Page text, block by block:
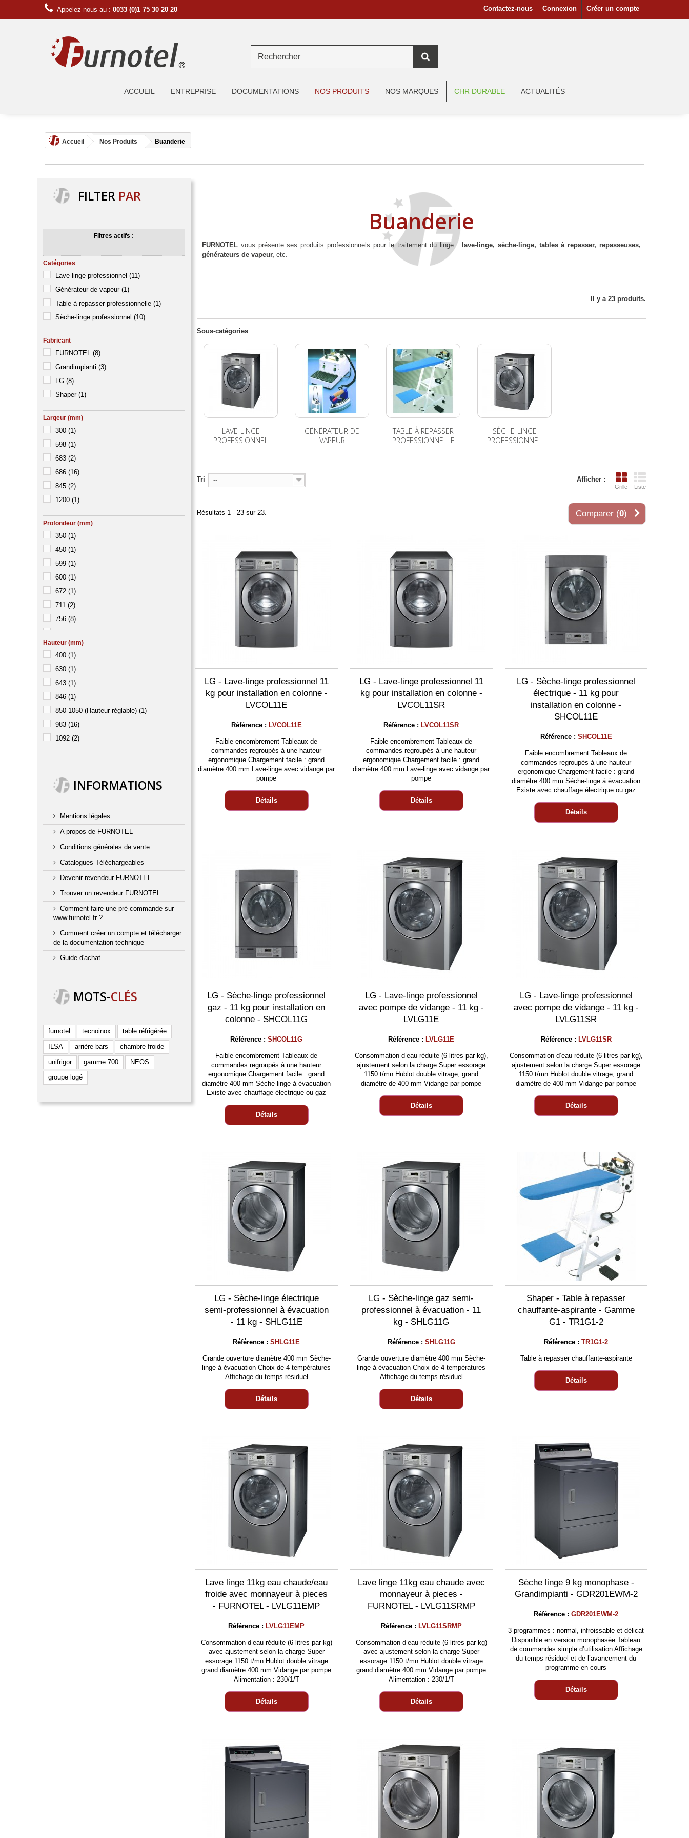
Créer un compte
Connexion
Contactez-nous
Appelez-nous au : 0033 (0)1 75 30 20 20
ACCUEIL ENTREPRISE DOCUMENTATIONS NOS PRODUITS NOS MARQUES CHR DURABLE ACTUALITÉS
Accueil Nos Produits Buanderie
FILTER PAR
Filtres actifs :
Catégories
Lave-linge professionnel (11)
Générateur de vapeur(1)
Table à repasser professionnelle (1)
Sèche-linge professionnel (10)
Fabricant
FURNOTEL (8)
Grandimpianti (3)
LG (8)
Shaper(1)
Largeur (mm)
300 (1)
598 (1)
683 (2)
686 (16)
845 (2)
1200 (1)
Profondeur (mm)
350 (1)
450 (1)
599 (1)
600 (1)
672 (1)
711 (2)
756 (8)
766 (8)
Hauteur (mm)
400 (1)
630 (1)
643 (1)
846 (1)
850-1050 (Hauteur réglable) (1)
983 (16)
1092 (2)
INFORMATIONS
Mentions légales
A propos de FURNOTEL
Conditions générales de vente
Catalogues Téléchargeables
Devenir revendeur FURNOTEL
Trouver un revendeur FURNOTEL
Comment faire une pré-commande sur
www.furnotel.fr ?
Comment créer un compte et télécharger
de la documentation technique
Guide d'achat
MOTS-CLÉS
furnotel tecnoinox
table réfrigérée
ILSA
arrière-bars
chambre froide
unifrigor
gamme 700
NEOS
groupe logé
Buanderie
FURNOTEL vous présente ses produits professionnels pour le traitement du linge : lave-linge, sèche-linge, tables à repasser, repasseuses,
générateurs de vapeur, etc.
Il y a 23 produits.
Sous-catégories
LAVE-LINGE
PROFESSIONNEL
GÉNÉRATEUR DE
VAPEUR
TABLE À REPASSER
PROFESSIONNELLE
SÈCHE-LINGE
PROFESSIONNEL
Afficher :
Grille Liste
Tri --
Comparer (0)
Résultats 1 - 23 sur 23.
LG - Lave-linge professionnel 11
kg pour installation en colonne -
LVCOL11E
Référence : LVCOL11E
Faible encombrement Tableaux de
commandes regroupés à une hauteur
ergonomique Chargement facile : grand
diamètre 400 mm Lave-linge avec vidange par
pompe
Détails
LG - Lave-linge professionnel 11
kg pour installation en colonne -
LVCOL11SR
Référence : LVCOL11SR
Faible encombrement Tableaux de
commandes regroupés à une hauteur
ergonomique Chargement facile : grand
diamètre 400 mm Lave-linge avec vidange par
pompe
Détails
LG - Sèche-linge professionnel
électrique - 11 kg pour
installation en colonne -
SHCOL11E
Référence : SHCOL11E
Faible encombrement Tableaux de
commandes regroupés à une hauteur
ergonomique Chargement facile : grand
diamètre 400 mm Sèche-linge à évacuation
Existe avec chauffage électrique ou gaz
Détails
LG - Sèche-linge professionnel
gaz - 11 kg pour installation en
colonne - SHCOL11G
Référence :SHCOL11G
Faible encombrement Tableaux de
commandes regroupés à une hauteur
ergonomique Chargement facile : grand
diamètre 400 mm Sèche-linge à évacuation
Existe avec chauffage électrique ou gaz
Détails
LG - Lave-linge professionnel
avec pompe de vidange - 11 kg -
LVLG11E
Référence : LVLG11E
Consommation d’eau réduite (6 litres par kg),
ajustement selon la charge Super essorage
1150 t/mn Hublot double vitrage, grand
diamètre de 400 mm Vidange par pompe
Détails
LG - Lave-linge professionnel
avec pompe de vidange - 11 kg -
LVLG11SR
Référence : LVLG11SR
Consommation d’eau réduite (6 litres par kg),
ajustement selon la charge Super essorage
1150 t/mn Hublot double vitrage, grand
diamètre de 400 mm Vidange par pompe
Détails
LG - Sèche-linge électrique
semi-professionnel à évacuation
- 11 kg - SHLG11E
Référence :SHLG11E
Grande ouverture diamètre 400 mm Sèche-
linge à évacuation Choix de 4 températures
Afﬁchage du temps résiduel
Détails
LG - Sèche-linge gaz semi-
professionnel à évacuation - 11
kg - SHLG11G
Référence : SHLG11G
Grande ouverture diamètre 400 mm Sèche-
linge à évacuation Choix de 4 températures
Afﬁchage du temps résiduel
Détails
Shaper - Table à repasser
chauffante-aspirante - Gamme
G1 - TR1G1-2
Référence :TR1G1-2
Table à repasser chauffante-aspirante
Détails
Lave linge 11kg eau chaude/eau
froide avec monnayeur à pieces
- FURNOTEL - LVLG11EMP
Référence : LVLG11EMP
Consommation d’eau réduite (6 litres par kg)
avec ajustement selon la charge Super
essorage 1150 t/mn Hublot double vitrage
grand diamètre 400 mm Vidange par pompe
Alimentation : 230/1/T
Détails
Lave linge 11kg eau chaude avec
monnayeur à pieces -
FURNOTEL - LVLG11SRMP
Référence : LVLG11SRMP
Consommation d’eau réduite (6 litres par kg)
avec ajustement selon la charge Super
essorage 1150 t/mn Hublot double vitrage
grand diamètre 400 mm Vidange par pompe
Alimentation : 230/1/T
Détails
Sèche linge 9 kg monophase -
Grandimpianti - GDR201EWM-2
Référence :GDR201EWM-2
3 programmes : normal, infroissable et délicat
Disponible en version monophasée Tableau
de commandes simple d’utilisation Affichage
du temps résiduel et de l’avancement du
programme en cours
Détails